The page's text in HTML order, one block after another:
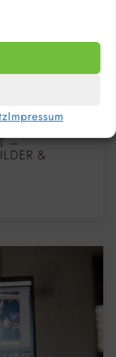
Impressum
–
&